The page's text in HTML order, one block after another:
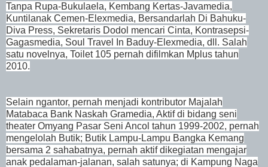
Tanpa Rupa-Bukulaela, Kembang Kertas-Javamedia,
Kuntilanak Cemen-Elexmedia, Bersandarlah Di Bahuku-
Diva Press, Sekretaris Dodol mencari Cinta, Kontrasepsi-
Gagasmedia, Soul Travel In Baduy-Elexmedia, dll. Salah
satu novelnya, Toilet 105 pernah difilmkan Mplus tahun
2010.
Selain ngantor, pernah menjadi kontributor Majalah
Matabaca Bank Naskah Gramedia, Aktif di bidang seni
theater Omyang Pasar Seni Ancol tahun 1999-2002, pernah
mengelolah Butik; Butik Lampu-Lampu Bangka Kemang
bersama 2 sahabatnya, pernah aktif dikegiatan mengajar
anak pedalaman-jalanan, salah satunya; di Kampung Naga